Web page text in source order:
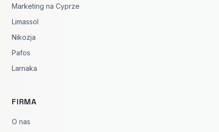
Marketing na Cyprze
Limassol
Nikozja
Pafos
Larnaka
FIRMA
O nas